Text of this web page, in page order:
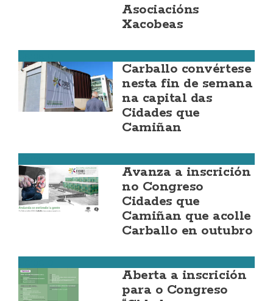
Asociacións
Xacobeas
Carballo convértese
nesta fin de semana
na capital das
Cidades que
Camiñan
Avanza a inscrición
no Congreso
Cidades que
Camiñan que acolle
Carballo en outubro
Aberta a inscrición
para o Congreso